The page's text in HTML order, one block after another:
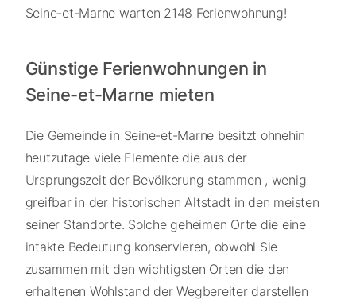
Seine-et-Marne warten 2148 Ferienwohnung!
Günstige Ferienwohnungen in
Seine-et-Marne mieten
Die Gemeinde in Seine-et-Marne besitzt ohnehin
heutzutage viele Elemente die aus der
Ursprungszeit der Bevölkerung stammen , wenig
greifbar in der historischen Altstadt in den meisten
seiner Standorte. Solche geheimen Orte die eine
intakte Bedeutung konservieren, obwohl Sie
zusammen mit den wichtigsten Orten die den
erhaltenen Wohlstand der Wegbereiter darstellen